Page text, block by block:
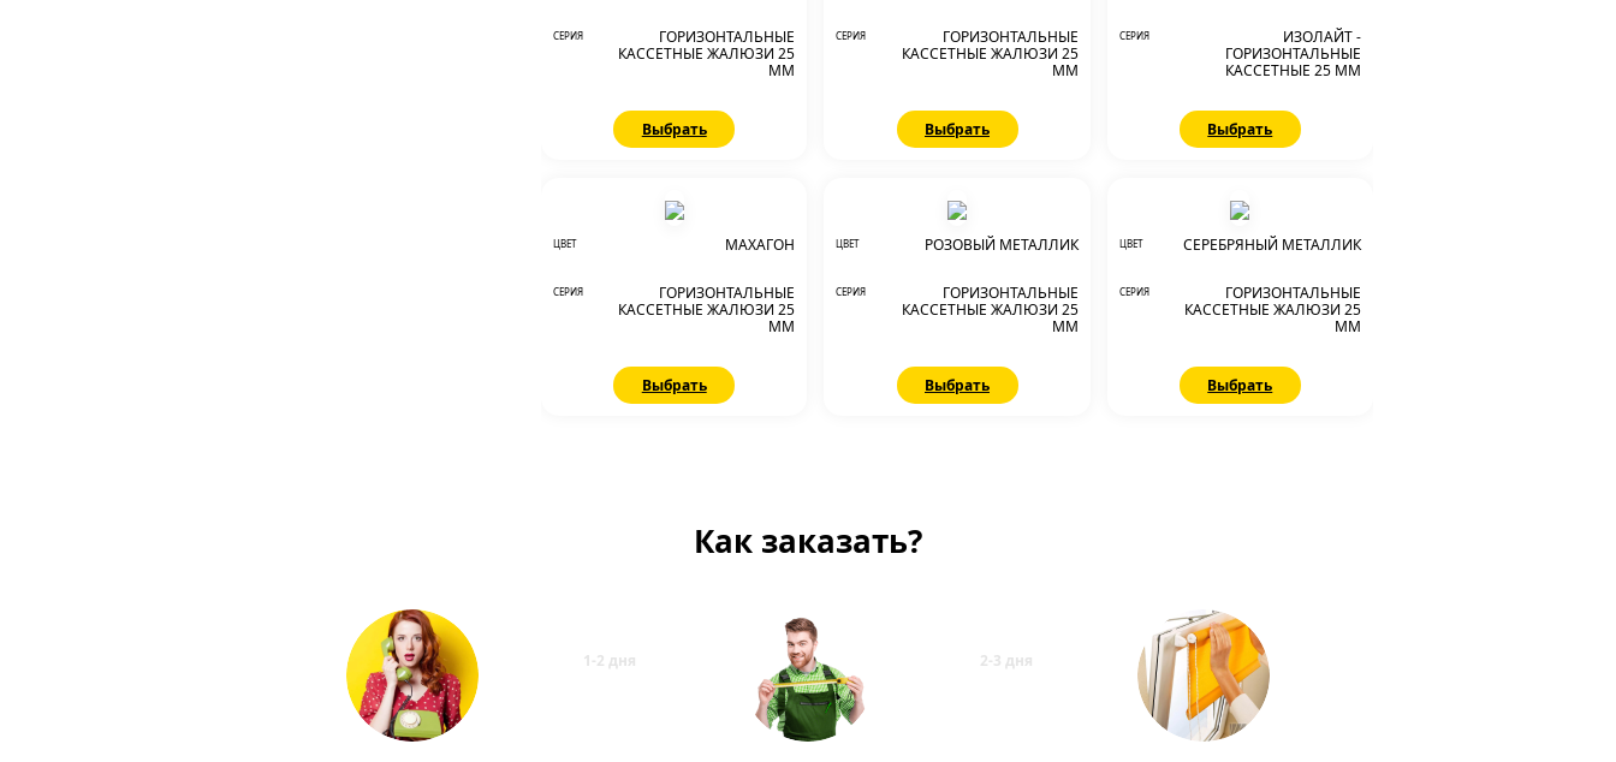
СЕРИЯ
ГОРИЗОНТАЛЬНЫЕ
КАССЕТНЫЕ ЖАЛЮЗИ 25
ММ
Выбрать
СЕРИЯ
ГОРИЗОНТАЛЬНЫЕ
КАССЕТНЫЕ ЖАЛЮЗИ 25
ММ
Выбрать
СЕРИЯ
ИЗОЛАЙТ -
ГОРИЗОНТАЛЬНЫЕ
КАССЕТНЫЕ 25 ММ
Выбрать
ЦВЕТ МАХАГОН
СЕРИЯ
ГОРИЗОНТАЛЬНЫЕ
КАССЕТНЫЕ ЖАЛЮЗИ 25
ММ
Выбрать
ЦВЕТ РОЗОВЫЙ МЕТАЛЛИК
СЕРИЯ
ГОРИЗОНТАЛЬНЫЕ
КАССЕТНЫЕ ЖАЛЮЗИ 25
ММ
Выбрать
ЦВЕТ СЕРЕБРЯНЫЙ МЕТАЛЛИК
СЕРИЯ
ГОРИЗОНТАЛЬНЫЕ
КАССЕТНЫЕ ЖАЛЮЗИ 25
ММ
Выбрать
Как заказать?